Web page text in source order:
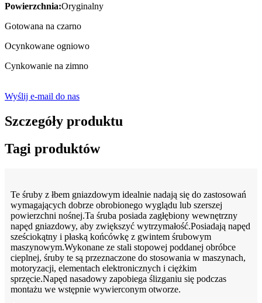
Powierzchnia:Oryginalny
Gotowana na czarno
Ocynkowane ogniowo
Cynkowanie na zimno
Wyślij e-mail do nas
Szczegóły produktu
Tagi produktów
Te śruby z łbem gniazdowym idealnie nadają się do zastosowań
wymagających dobrze obrobionego wyglądu lub szerszej
powierzchni nośnej.Ta śruba posiada zagłębiony wewnętrzny
napęd gniazdowy, aby zwiększyć wytrzymałość.Posiadają napęd
sześciokątny i płaską końcówkę z gwintem śrubowym
maszynowym.Wykonane ze stali stopowej poddanej obróbce
cieplnej, śruby te są przeznaczone do stosowania w maszynach,
motoryzacji, elementach elektronicznych i ciężkim
sprzęcie.Napęd nasadowy zapobiega ślizganiu się podczas
montażu we wstępnie wywierconym otworze.